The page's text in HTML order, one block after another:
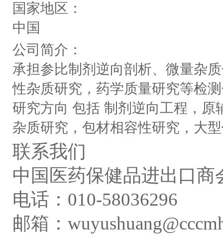
国家地区：
中国
公司简介：
承担参比制剂逆向剖析、微量杂
性杂质研究，药学质量研究等检
研究方向 包括 制剂逆向工程，
杂质研究，包材相容性研究，大
联系我们
中国医药保健品进出口商
电话：010-58036296
邮箱：